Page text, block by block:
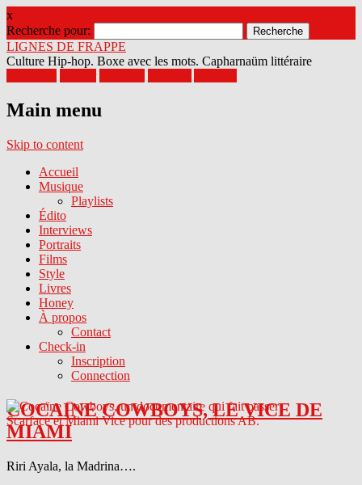
x
Recherche pour:
LIGNES DE FRAPPE
Culture Hip-hop. Boxe avec les mots. Capharnaüm littéraire
Main menu
Skip to content
Accueil
Musique
Playlists
Édito
Interviews
Portraits
Films
Style
Livres
Honey
À propos
Contact
Check-in
Inscription
Connection
COCAINE COWBOYS, LE VICE DE
MIAMI
Riri Ayala, la Madrina….